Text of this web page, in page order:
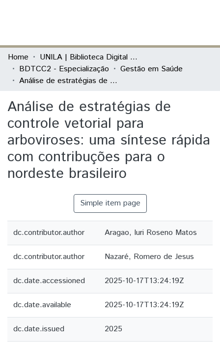
Communities & Collections
All of DSpace
Home
UNILA | Biblioteca Digital de Trabalhos de Conclusão de Curso
BDTCC2 - Especialização
Gestão em Saúde
Análise de estratégias de controle vetorial para arboviroses: uma síntese rápida com contribuções para o nordeste brasileiro
Análise de estratégias de
controle vetorial para
arboviroses: uma síntese rápida
com contribuções para o
nordeste brasileiro
Simple item page
dc.contributor.author Aragao, Iuri Roseno Matos
dc.contributor.author Nazaré, Romero de Jesus
dc.date.accessioned 2025-10-17T13:24:19Z
dc.date.available 2025-10-17T13:24:19Z
dc.date.issued 2025